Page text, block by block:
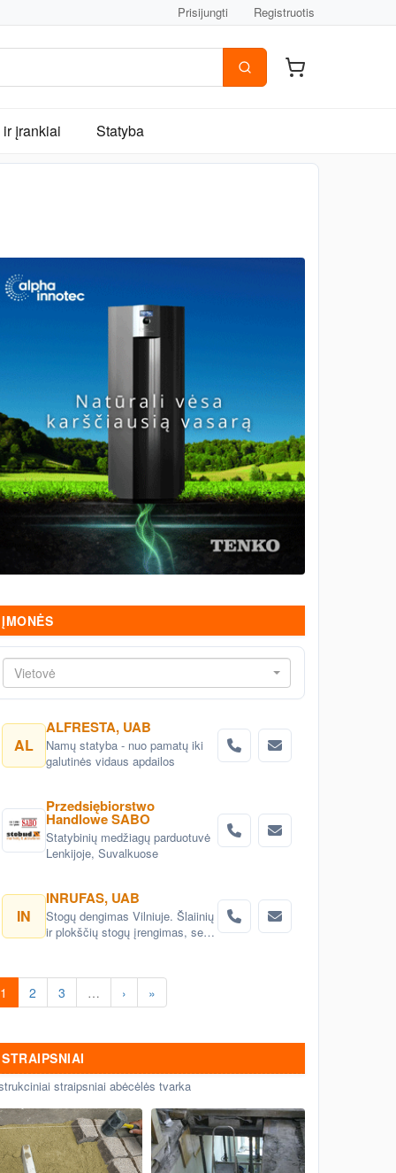
Prisijungti Registruotis
įrankiai Statyba
ĮMONĖS
Vietovė
AL
ALFRESTA, UAB
Namų statyba - nuo pamatų iki
galutinės vidaus apdailos
Przedsiębiorstwo
Handlowe SABO
Statybinių medžiagų parduotuvė
Lenkijoje, Suvalkuose
IN
INRUFAS, UAB
Stogų dengimas Vilniuje. Šlaiinių
ir plokščių stogų įrengimas, seno
montavimas Vilnius. stogo
skardinimas Vilniuje. Stogų
remonto darbai, stogo renovacija
1 2 3 … › »
STRAIPSNIAI
straipsniai abėcėlės tvarka